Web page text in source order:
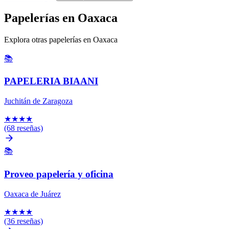
Papelerías en Oaxaca
Explora otras papelerías en Oaxaca
📚
PAPELERIA BIAANI
Juchitán de Zaragoza
★★★★
(68 reseñas)
📚
Proveo papelería y oficina
Oaxaca de Juárez
★★★★
(36 reseñas)